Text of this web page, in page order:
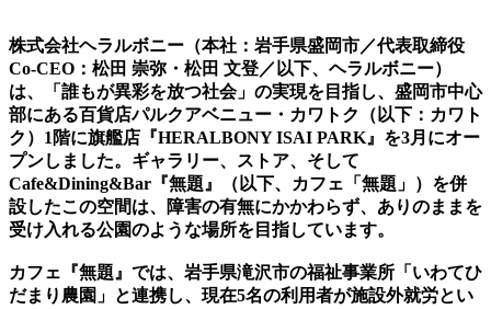
株式会社ヘラルボニー（本社：岩手県盛岡市／代表取締役
Co-CEO：松田 崇弥・松田 文登／以下、ヘラルボニー）
は、「誰もが異彩を放つ社会」の実現を目指し、盛岡市中心
部にある百貨店パルクアベニュー・カワトク（以下：カワト
ク）1階に旗艦店『HERALBONY ISAI PARK』を3月にオー
プンしました。ギャラリー、ストア、そして
Cafe&Dining&Bar『無題』（以下、カフェ「無題」）を併
設したこの空間は、障害の有無にかかわらず、ありのままを
受け入れる公園のような場所を目指しています。
カフェ『無題』では、岩手県滝沢市の福祉事業所「いわてひ
だまり農園」と連携し、現在5名の利用者が施設外就労とい